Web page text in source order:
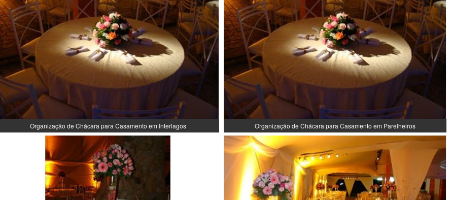
Organização de Chácara para Casamento em Interlagos Organização de Chácara para Casamento em Parelheiros